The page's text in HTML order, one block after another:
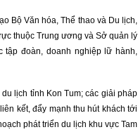
Bộ Văn hóa, Thể thao và Du lịch,
thuộc Trung ương và Sở quản lý
tập đoàn, doanh nghiệp lữ hành,
lịch tỉnh Kon Tum; các giải pháp
kết, đẩy mạnh thu hút khách tới
phát triển du lịch khu vực Tam